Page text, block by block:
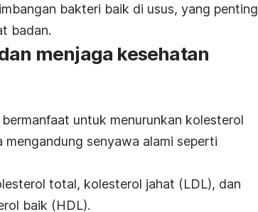
bakteri baik di usus, yang penting
badan.
menjaga kesehatan
untuk menurunkan kolesterol
senyawa alami seperti
total, kolesterol jahat (LDL), dan
baik (HDL).